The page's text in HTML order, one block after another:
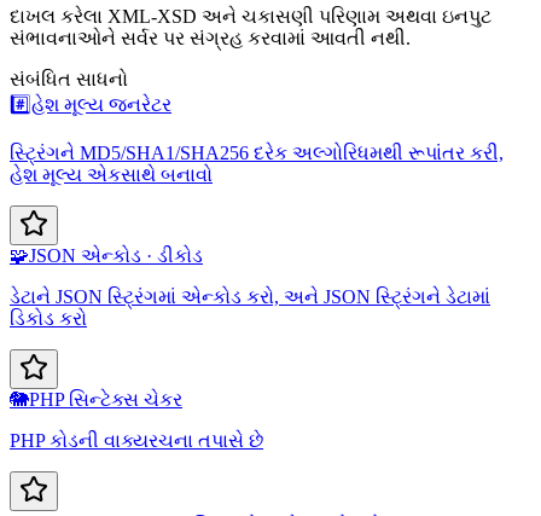
દાખલ કરેલા XML-XSD અને ચકાસણી પરિણામ અથવા ઇનપુટ
સંભાવનાઓને સર્વર પર સંગ્રહ કરવામાં આવતી નથી.
સંબંધિત સાધનો
#️⃣ હેશ મૂલ્ય જનરેટર
સ્ટ્રિંગને MD5/SHA1/SHA256 દરેક અલ્ગોરિધમથી રૂપાંતર કરી,
હેશ મૂલ્ય એકસાથે બનાવો
🧩JSON એન્કોડ · ડીકોડ
ડેટાને JSON સ્ટ્રિંગમાં એન્કોડ કરો, અને JSON સ્ટ્રિંગને ડેટામાં
ડિકોડ કરો
🐘PHP સિન્ટેક્સ ચેકર
PHP કોડની વાક્યરચના તપાસે છે